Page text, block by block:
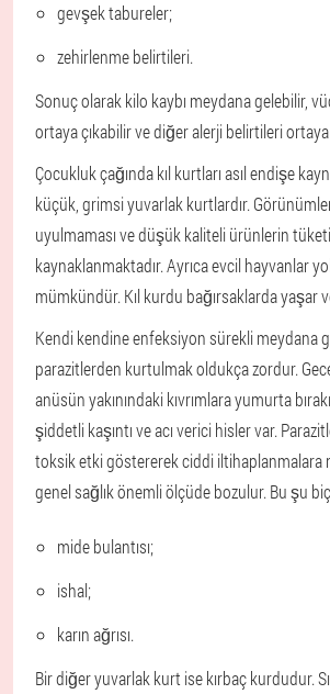
gevşek tabureler;
zehirlenme belirtileri.
Sonuç olarak kilo kaybı meydana gelebilir,
ortaya çıkabilir ve diğer alerji belirtileri ortaya
Çocukluk çağında kıl kurtları asıl endişe
küçük, grimsi yuvarlak kurtlardır.
uyulmaması ve düşük kaliteli ürünlerin
kaynaklanmaktadır. Ayrıca evcil hayvanlar
mümkündür. Kıl kurdu bağırsaklarda yaşar
Kendi kendine enfeksiyon sürekli meydana
parazitlerden kurtulmak oldukça zordur.
anüsün yakınındaki kıvrımlara yumurta
şiddetli kaşıntı ve acı verici hisler var.
toksik etki göstererek ciddi iltihaplanmalara
genel sağlık önemli ölçüde bozulur. Bu şu
mide bulantısı;
ishal;
karın ağrısı.
Bir diğer yuvarlak kurt ise kırbaç kurdudur.